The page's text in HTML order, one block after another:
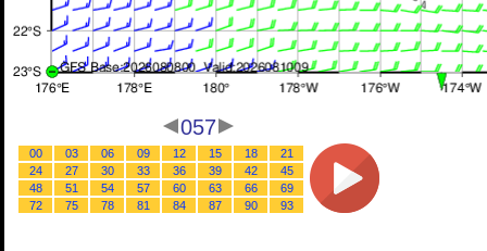
057
00 03 06 09 12 15 18
21
24
27 30 33 36 39 42
45
48
51 54 57 60 63 66
69
72
75 78 81 84 87 90 93